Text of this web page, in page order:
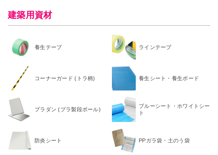
建築用資材
養生テープ ラインテープ
コーナーガード (トラ柄) 養生シート・養生ボード
プラダン (プラ製段ボール)
ブルーシート・ホワイトシー
ト
防炎シート PPガラ袋・土のう袋